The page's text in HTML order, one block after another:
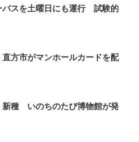
バスを土曜日にも運行 試験的
方市がマンホールカードを配
新種 いのちのたび博物館が発